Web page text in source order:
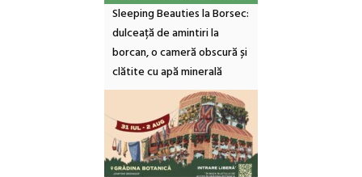
Sleeping Beauties la Borsec:
dulceață de amintiri la
borcan, o cameră obscură și
clătite cu apă minerală